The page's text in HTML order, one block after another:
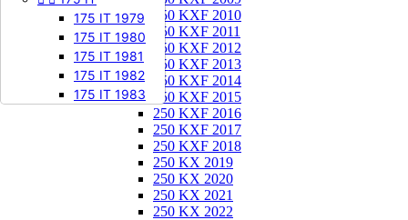
175 IT 1979
175 IT 1980
175 IT 1981
175 IT 1982
175 IT 1983
250 KXF 2010
250 KXF 2011
250 KXF 2012
250 KXF 2013
250 KXF 2014
250 KXF 2015
250 KXF 2016
250 KXF 2017
250 KXF 2018
250 KX 2019
250 KX 2020
250 KX 2021
250 KX 2022